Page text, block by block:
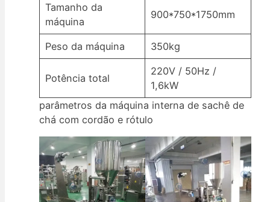
Tamanho da
máquina
900*750*1750mm
Peso da máquina 350kg
Potência total
220V / 50Hz /
1,6kW
parâmetros da máquina interna de sachê de
chá com cordão e rótulo